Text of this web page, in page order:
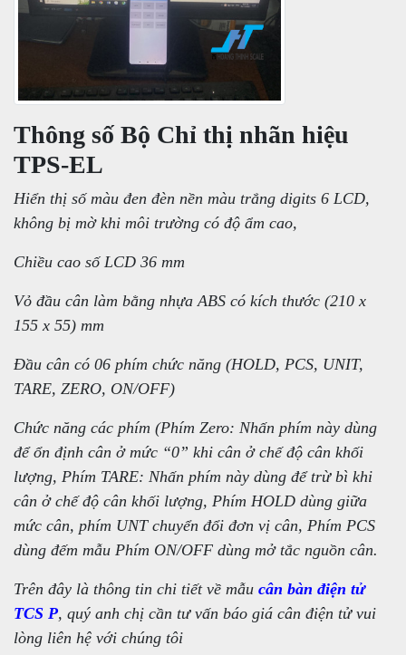
Thông số Bộ Chỉ thị nhãn hiệu
TPS-EL
Hiển thị số màu đen đèn nền màu trắng digits 6 LCD,
không bị mờ khi môi trường có độ ẩm cao,
Chiều cao số LCD 36 mm
Vỏ đầu cân làm bằng nhựa ABS có kích thước (210 x
155 x 55) mm
Đầu cân có 06 phím chức năng (HOLD, PCS, UNIT,
TARE, ZERO, ON/OFF)
Chức năng các phím (Phím Zero: Nhấn phím này dùng
để ổn định cân ở mức “0” khi cân ở chế độ cân khối
lượng, Phím TARE: Nhấn phím này dùng để trừ bì khi
cân ở chế độ cân khối lượng, Phím HOLD dùng giữa
mức cân, phím UNT chuyển đổi đơn vị cân, Phím PCS
dùng đếm mẫu Phím ON/OFF dùng mở tắc nguồn cân.
Trên đây là thông tin chi tiết về mẫu cân bàn điện tử
TCS P, quý anh chị cần tư vấn báo giá cân điện tử vui
lòng liên hệ với chúng tôi